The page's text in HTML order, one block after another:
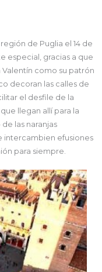
de Puglia el 14 de
especial, gracias a que
como su patrón
decoran las calles de
el desfile de la
llegan allí para la
las naranjas
intercambien efusiones
para siempre.